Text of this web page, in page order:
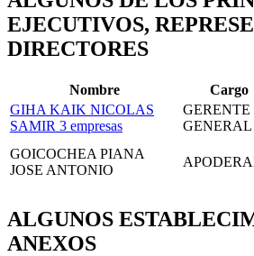
EJECUTIVOS,
DIRECTORES
Nombre Cargo
GIHA KAIK NICOLAS
SAMIR 3 empresas
GERENTE
GENERAL
GOICOCHEA PIANA
JOSE ANTONIO
ALGUNOS
ANEXOS